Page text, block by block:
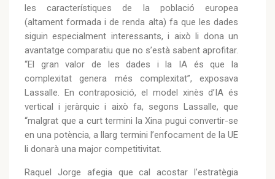
les característiques de la població europea
(altament formada i de renda alta) fa que les dades
siguin especialment interessants, i això li dona un
avantatge comparatiu que no s’està sabent aprofitar.
“El gran valor de les dades i la IA és que la
complexitat genera més complexitat”, exposava
Lassalle. En contraposició, el model xinès d’IA és
vertical i jeràrquic i això fa, segons Lassalle, que
“malgrat que a curt termini la Xina pugui convertir-se
en una potència, a llarg termini l’enfocament de la UE
li donarà una major competitivitat.
Raquel Jorge afegia que cal acostar l’estratègia